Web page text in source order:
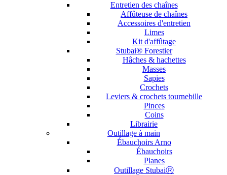
Entretien des chaînes
Affûteuse de chaînes
Accessoires d'entretien
Limes
Kit d'affûtage
Stubai® Forestier
Hâches & hachettes
Masses
Sapies
Crochets
Leviers & crochets tournebille
Pinces
Coins
Librairie
Outillage à main
Ébauchoirs Arno
Ébauchoirs
Planes
Outillage StubaiⓇ